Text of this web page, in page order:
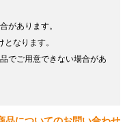
があります。
なります。
でご用意できない場合があ